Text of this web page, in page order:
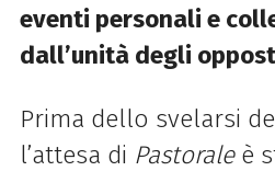
eventi personali e
dall’unità degli
Prima dello svelarsi
l’attesa di Pastorale è